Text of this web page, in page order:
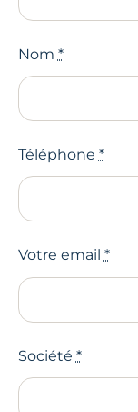
Nom *
Téléphone *
Votre email *
Société *